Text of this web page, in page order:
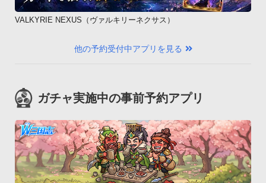
VALKYRIE NEXUS（ヴァルキリーネクサス）
他の予約受付中アプリを見る
ガチャ実施中の事前予約アプリ